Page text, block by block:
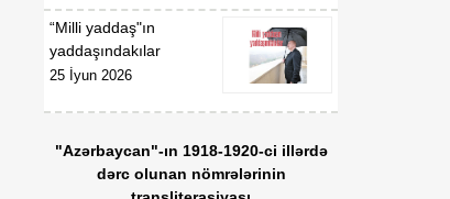
tənzimlənməsi haqqında"
2025-ci il 15 yanvar tarixli
286 nömrəli fərmanlarında
və "Azərbaycan Hava
Yolları" Qapalı Səhmdar
haqqında" 2008-ci il 16
aprel tarixli 2761 nömrəli,
“Milli yaddaş"ın
yaddaşındakılar
25 İyun 2026
"Azərbaycan"-ın 1918-1920-ci illərdə
dərc olunan nömrələrinin